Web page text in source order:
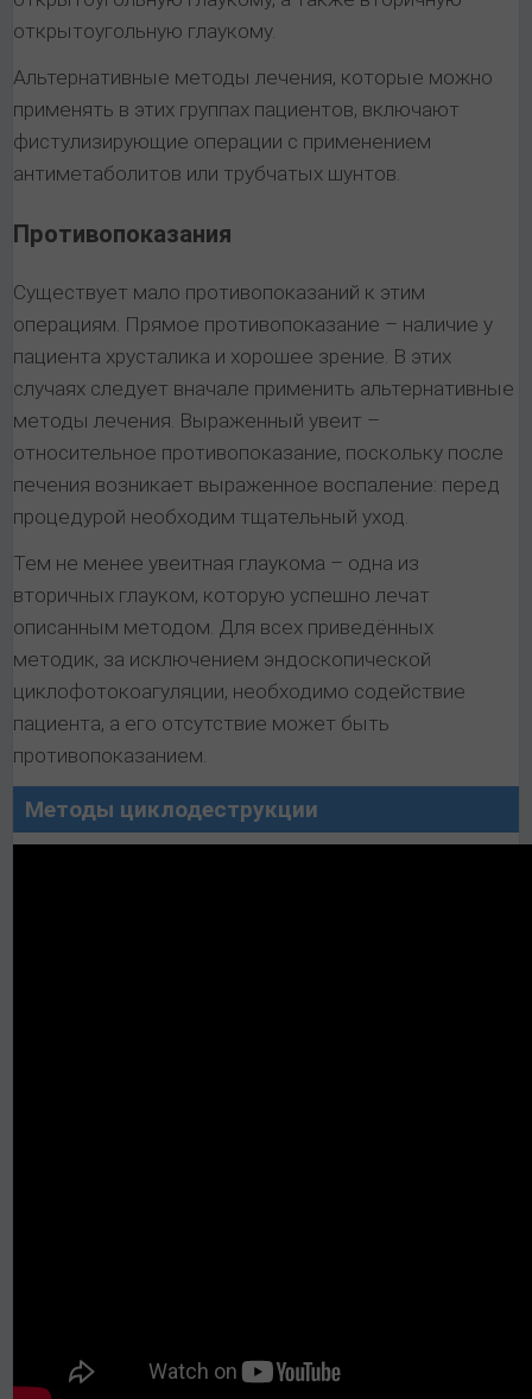
открытоугольную глаукому.
Альтернативные методы лечения, которые можно
применять в этих группах пациентов, включают
фистулизирующие операции с применением
антиметаболитов или трубчатых шунтов.
Противопоказания
Существует мало противопоказаний к этим
операциям. Прямое противопоказание – наличие у
пациента хрусталика и хорошее зрение. В этих
случаях следует вначале применить альтернативные
методы лечения. Выраженный увеит –
относительное противопоказание, поскольку после
печения возникает выраженное воспаление: перед
процедурой необходим тщательный уход.
Тем не менее увеитная глаукома – одна из
вторичных глауком, которую успешно лечат
описанным методом. Для всех приведённых
методик, за исключением эндоскопической
циклофотокоагуляции, необходимо содействие
пациента, а его отсутствие может быть
противопоказанием.
Методы циклодеструкции